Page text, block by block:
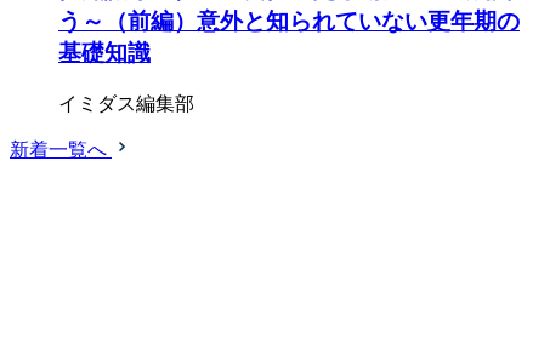
う～（前編）意外と知られていない更年期の
基礎知識
イミダス編集部
新着一覧へ